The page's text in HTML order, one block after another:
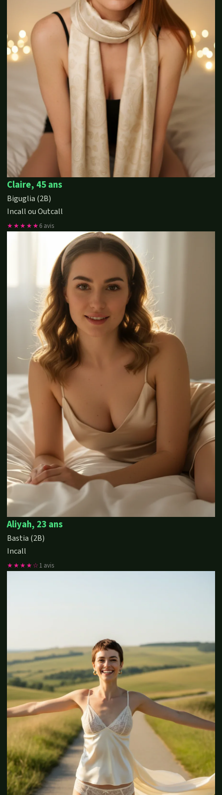
Claire, 45 ans
Biguglia (2B)
Incall ou Outcall
★★★★★6 avis
Aliyah, 23 ans
Bastia (2B)
Incall
★★★★☆1 avis